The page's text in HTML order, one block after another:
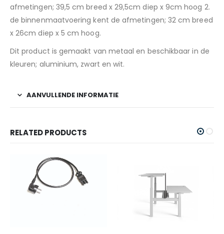
afmetingen; 39,5 cm breed x 29,5cm diep x 9cm hoog 2.
de binnenmaatvoering kent de afmetingen; 32 cm breed
x 26cm diep x 5 cm hoog.
Dit product is gemaakt van metaal en beschikbaar in de
kleuren; aluminium, zwart en wit.
AANVULLENDE INFORMATIE
RELATED PRODUCTS